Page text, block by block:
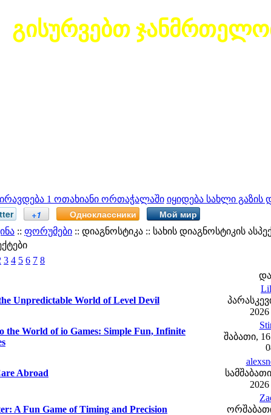
გისურვებთ
1 ოთახიანი ორთაჭალაში იყიდება სახლი გაზის
+1 Одноклассники Мой мир
:: ფორუმები :: დიაგნოსტიკა :: სახის
3 4 5 6 7 8
Unpredictable World of Level Devil
the World of io Games: Simple Fun, Infinite
შაბათი, 16
Abroad
A Fun Game of Timing and Precision